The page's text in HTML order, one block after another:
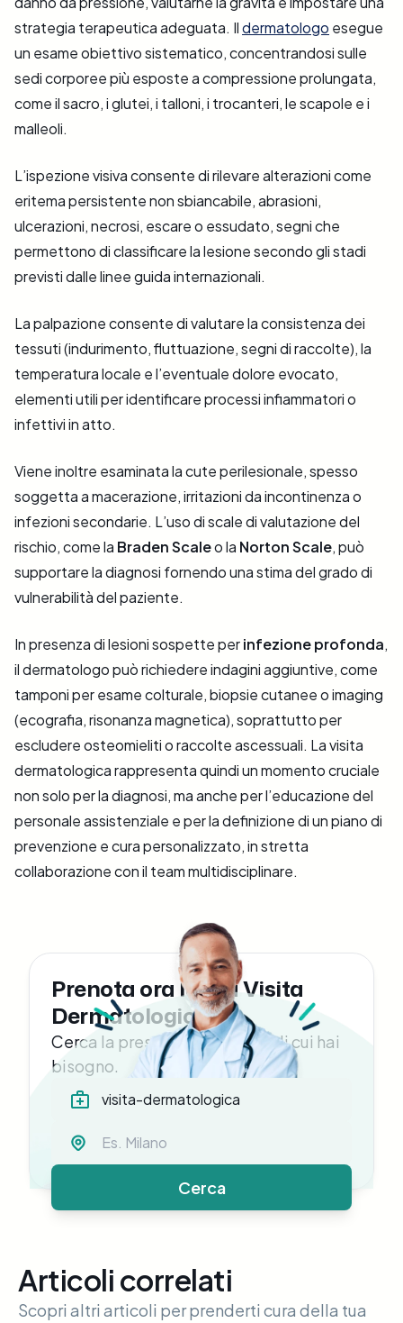
strategia terapeutica adeguata. Ildermatologo esegue
un esame obiettivo sistematico, concentrandosi sulle
sedi corporee più esposte a compressione prolungata,
come il sacro, i glutei, i talloni, i trocanteri, le scapole e i
malleoli.
L’ispezione visiva consente di rilevare alterazioni come
eritema persistente non sbiancabile, abrasioni,
ulcerazioni, necrosi, escare o essudato, segni che
permettono di classificare la lesione secondo gli stadi
previsti dalle linee guida internazionali.
La palpazione consente di valutare la consistenza dei
tessuti (indurimento, fluttuazione, segni di raccolte), la
temperatura locale e l’eventuale dolore evocato,
elementi utili per identificare processi infiammatori o
infettivi in atto.
Viene inoltre esaminata la cute perilesionale, spesso
soggetta a macerazione, irritazioni da incontinenza o
infezioni secondarie. L’uso di scale di valutazione del
rischio, come la Braden Scaleo la Norton Scale, può
supportare la diagnosi fornendo una stima del grado di
vulnerabilità del paziente.
In presenza di lesioni sospette perinfezione profonda,
il dermatologo può richiedere indagini aggiuntive, come
tamponi per esame colturale, biopsie cutanee o imaging
(ecografia, risonanza magnetica), soprattutto per
escludere osteomieliti o raccolte ascessuali. La visita
dermatologica rappresenta quindi un momento cruciale
non solo per la diagnosi, ma anche per l’educazione del
personale assistenziale e per la definizione di un piano di
prevenzione e cura personalizzato, in stretta
collaborazione con il team multidisciplinare.
Prenota ora la tua Visita
Dermatologica
Cerca la prestazione medica di cui hai
bisogno.
Cerca
Articoli correlati
Scopri altri articoli per prenderti cura della tua